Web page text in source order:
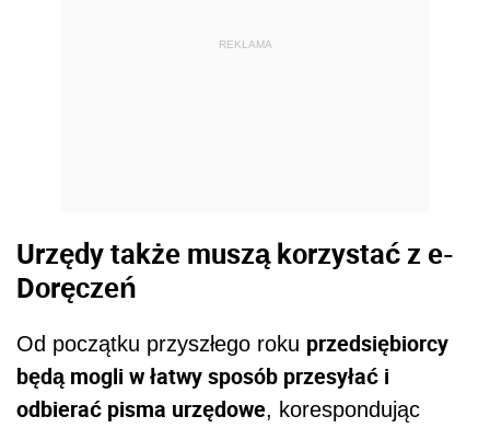
REKLAMA
Urzędy także muszą korzystać z e-
Doręczeń
Od początku przyszłego roku przedsiębiorcy
będą mogli w łatwy sposób przesyłać i
odbierać pisma urzędowe, korespondując